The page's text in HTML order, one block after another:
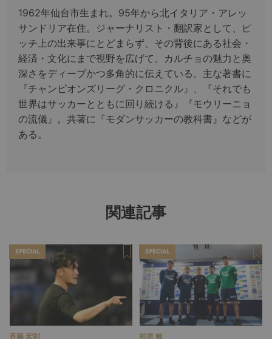
1962年仙台市生まれ。95年から北イタリア・アレッ
サンドリア在住。ジャーナリスト・翻訳家として、ピ
ッチ上の出来事にとどまらず、その背後にある社会・
経済・文化にまで視野を広げて、カルチョの魅力と奥
深さをディープかつ多角的に伝えている。主な著書に
『チャンピオンズリーグ・クロニクル』、『それでも
世界はサッカーとともに回り続ける』『モウリーニョ
の流儀』。共著に『モダンサッカーの教科書』などが
ある。
関連記事
SPECIAL
斉藤 宏則
SPECIAL
柏原 敏